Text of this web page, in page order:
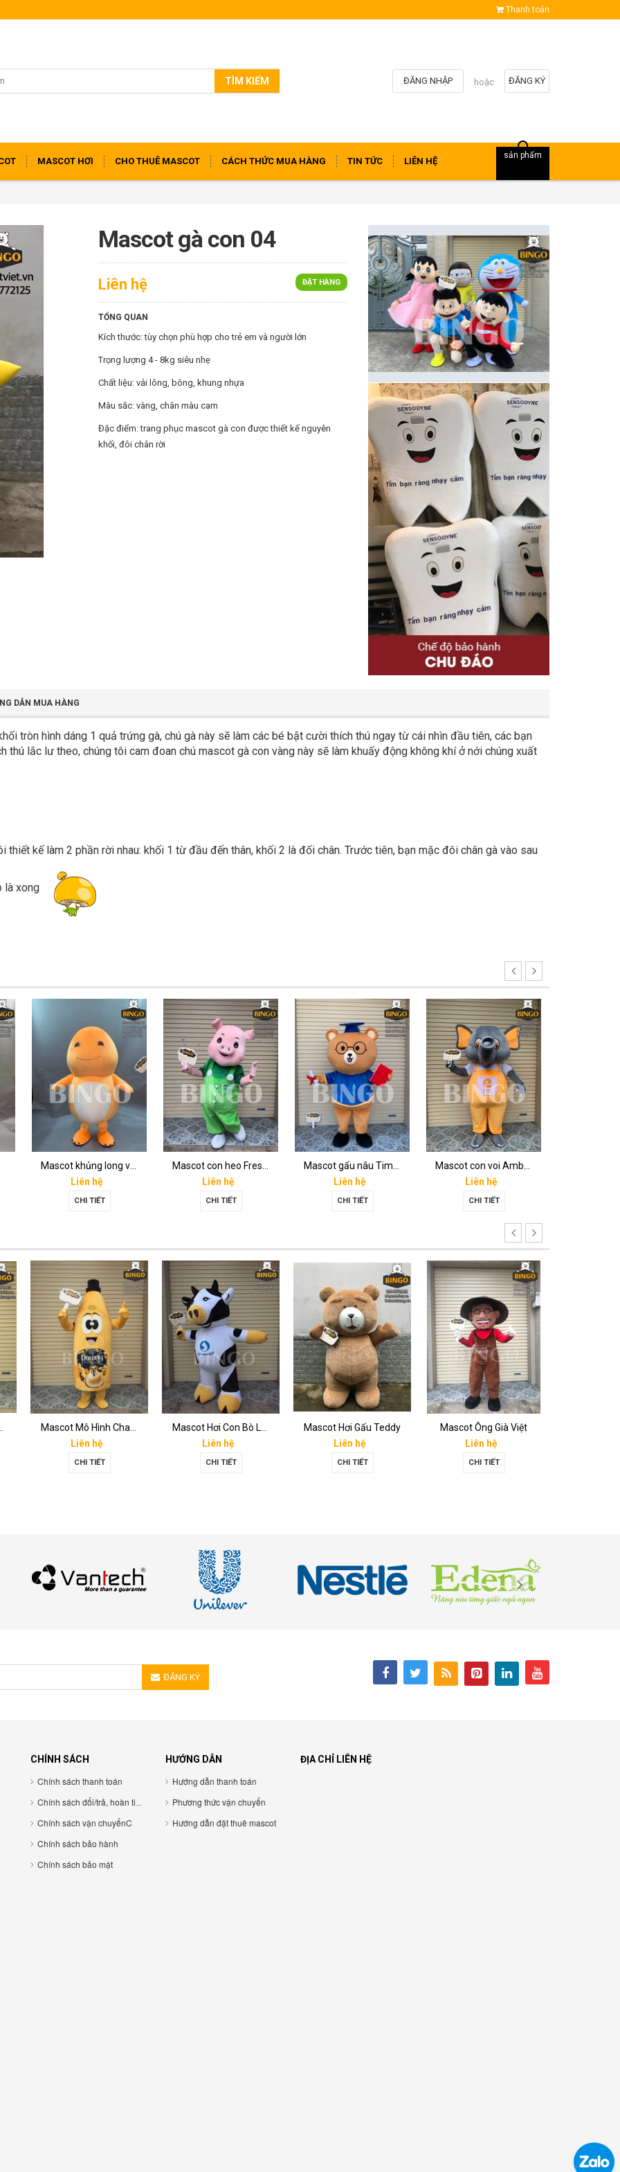
Thanh toán
TÌM KIẾM ĐĂNG KÝ
hoặc
ĐĂNG NHẬP
MASCOT HƠI CHO THUÊ MASCOT CÁCH THỨC MUA HÀNG TIN TỨC LIÊN HỆ
sản phẩm
Mascot gà con 04
ĐẶT HÀNG
Liên hệ
TỔNG QUAN
Kích thước: tùy chọn phù hợp cho trẻ em và người lớn
Trọng lượng 4 - 8kg siêu nhẹ
Chất liệu: vải lông, bông, khung nhựa
Màu sắc: vàng, chân màu cam
Đặc điểm: trang phục mascot gà con được thiết kế nguyên
khối, đôi chân rời
DẪN MUA HÀNG
tròn hình dáng 1 quả trứng gà, chú gà này sẽ làm các bé bật cười thích thú ngay từ cái nhìn đầu tiên, các bạn
thú lắc lư theo, chúng tôi cam đoan chú mascot gà con vàng này sẽ làm khuấy động không khí ở nới chúng xuất
kế làm 2 phần rời nhau: khối 1 từ đầu đến thân, khối 2 là đối chân. Trước tiên, bạn mặc đôi chân gà vào sau
là xong
Liên hệ
CHI TIẾT
Liên hệ
CHI TIẾT
Liên hệ
CHI TIẾT
Liên hệ
CHI TIẾT
Liên hệ
CHI TIẾT
Liên hệ
CHI TIẾT
Mascot Hơi Gấu Teddy
Liên hệ
CHI TIẾT
Mascot Ông Già Việt
Liên hệ
CHI TIẾT
ĐĂNG KÝ
CHÍNH SÁCH
Chính sách thanh toán
Chính sách đổi/trả, hoàn tiền
Chính sách vận chuyểnC
Chính sách bảo hành
Chính sách bảo mật
HƯỚNG DẪN
Hướng dẫn thanh toán
Phương thức vận chuyển
Hướng dẫn đặt thuê mascot
ĐỊA CHỈ LIÊN HỆ